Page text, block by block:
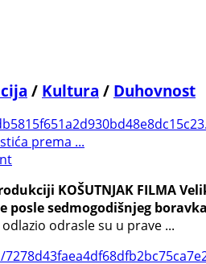
/ Kultura / Duhovnost
prema ...
KOŠUTNJAK FILMA
posle sedmogodišnjeg
odrasle su u prave ...